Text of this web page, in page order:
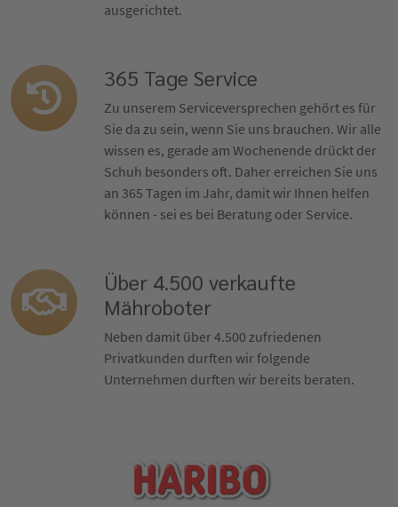
ausgerichtet.
365 Tage Service
Zu unserem Serviceversprechen gehört es für
Sie da zu sein, wenn Sie uns brauchen. Wir alle
wissen es, gerade am Wochenende drückt der
Schuh besonders oft. Daher erreichen Sie uns
an 365 Tagen im Jahr, damit wir Ihnen helfen
können - sei es bei Beratung oder Service.
Über 4.500 verkaufte
Mähroboter
Neben damit über 4.500 zufriedenen
Privatkunden durften wir folgende
Unternehmen durften wir bereits beraten.